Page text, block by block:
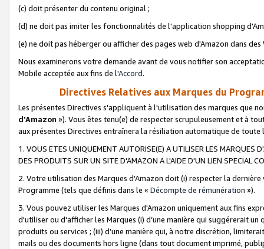
(c) doit présenter du contenu original ;
(d) ne doit pas imiter les fonctionnalités de l'application shopping
(e) ne doit pas héberger ou afficher des pages web d'Amazon dans
Nous examinerons votre demande avant de vous notifier son
Mobile acceptée aux fins de l'Accord.
Directives Relatives aux Marques du
Les présentes Directives s'appliquent à l'utilisation des marques que
d'Amazon »). Vous êtes tenu(e) de respecter scrupuleusement et à
aux présentes Directives entraînera la résiliation automatique de
1. VOUS ETES UNIQUEMENT AUTORISE(E) A UTILISER LES MARQUES
DES PRODUITS SUR UN SITE D'AMAZON A L'AIDE D'UN LIEN SPECIAL
2. Votre utilisation des Marques d'Amazon doit (i) respecter la
Programme (tels que définis dans le « Décompte de rémunération »).
3. Vous pouvez utiliser les Marques d'Amazon uniquement aux fins
d'utiliser ou d'afficher les Marques (i) d’une manière qui suggérerait
produits ou services ; (iii) d’une manière qui, à notre discrétion,
mails ou des documents hors ligne (dans tout document imprimé,